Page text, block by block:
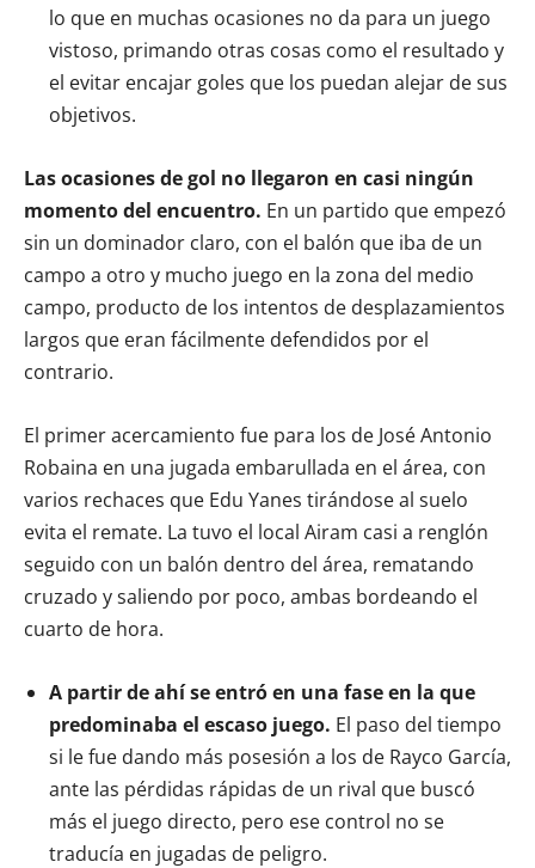
lo que en muchas ocasiones no da para un juego
vistoso, primando otras cosas como el resultado y
el evitar encajar goles que los puedan alejar de sus
objetivos.
Las ocasiones de gol no llegaron en casi ningún
momento del encuentro. En un partido que empezó
sin un dominador claro, con el balón que iba de un
campo a otro y mucho juego en la zona del medio
campo, producto de los intentos de desplazamientos
largos que eran fácilmente defendidos por el
contrario.
El primer acercamiento fue para los de José Antonio
Robaina en una jugada embarullada en el área, con
varios rechaces que Edu Yanes tirándose al suelo
evita el remate. La tuvo el local Airam casi a renglón
seguido con un balón dentro del área, rematando
cruzado y saliendo por poco, ambas bordeando el
cuarto de hora.
A partir de ahí se entró en una fase en la que
predominaba el escaso juego. El paso del tiempo
si le fue dando más posesión a los de Rayco García,
ante las pérdidas rápidas de un rival que buscó
más el juego directo, pero ese control no se
traducía en jugadas de peligro.